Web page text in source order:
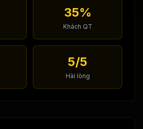
35%
Khách QT
5/5
Hài lòng